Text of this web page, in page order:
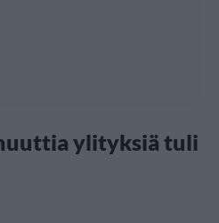
ylityksiä tuli